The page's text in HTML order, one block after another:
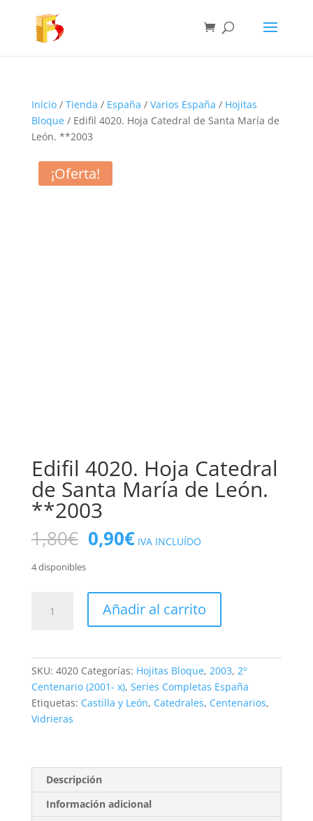
Inicio/ Tienda / España / Varios España / Hojitas
Bloque/ Edifil 4020. Hoja Catedral de Santa María de
León. **2003
¡Oferta!
Edifil 4020. Hoja Catedral
de Santa María de León.
**2003
1,80€ El
precio
era:
1,80€.
0,90€El
precio
es:
0,90€.
IVA INCLUÍDO
4 disponibles
4020.
María
de
Añadir al carrito
SKU: 4020 Categorías: Hojitas Bloque, 2003, 2º
Centenario (2001- x), Series Completas España
Etiquetas: Castilla y León, Catedrales, Centenarios,
Vidrieras
Descripción
Información adicional